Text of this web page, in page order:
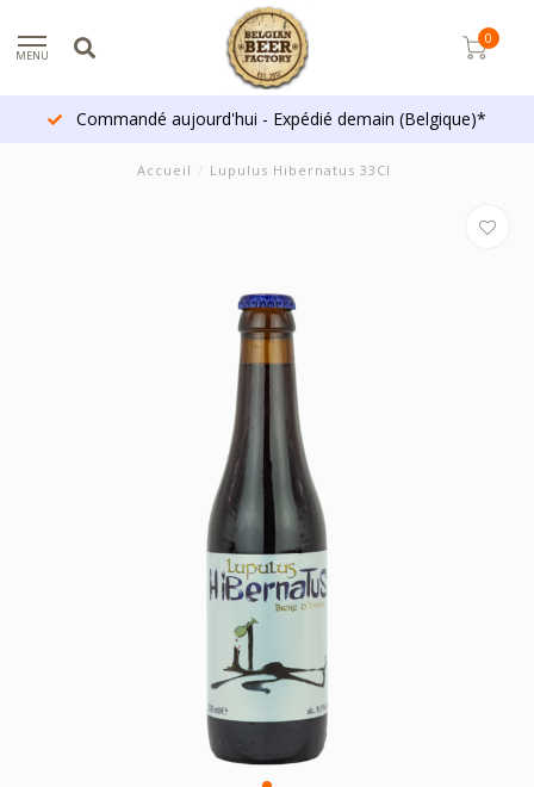
MENU
0
Commandé aujourd'hui - Expédié demain (Belgique)*
Accueil / Lupulus Hibernatus 33Cl